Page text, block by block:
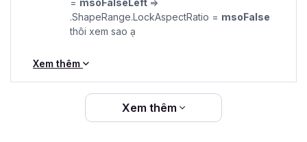
= msoFalseLeft =>
.ShapeRange.LockAspectRatio = msoFalse
thôi xem sao ạ
Xem thêm
Xem thêm